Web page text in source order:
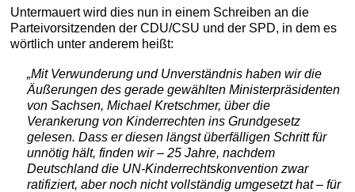
Untermauert wird dies nun in einem Schreiben an die
Parteivorsitzenden der CDU/CSU und der SPD, in dem es
wörtlich unter anderem heißt:
„Mit Verwunderung und Unverständnis haben wir die
Äußerungen des gerade gewählten Ministerpräsidenten
von Sachsen, Michael Kretschmer, über die
Verankerung von Kinderrechten ins Grundgesetz
gelesen. Dass er diesen längst überfälligen Schritt für
unnötig hält, finden wir – 25 Jahre, nachdem
Deutschland die UN-Kinderrechtskonvention zwar
ratifiziert, aber noch nicht vollständig umgesetzt hat – für